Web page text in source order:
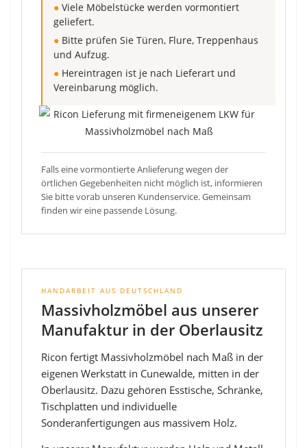
● Viele Möbelstücke werden vormontiert
geliefert.
● Bitte prüfen Sie Türen, Flure, Treppenhaus
und Aufzug.
● Hereintragen ist je nach Lieferart und
Vereinbarung möglich.
Falls eine vormontierte Anlieferung wegen der
örtlichen Gegebenheiten nicht möglich ist, informieren
Sie bitte vorab unseren Kundenservice. Gemeinsam
finden wir eine passende Lösung.
HANDARBEIT AUS DEUTSCHLAND
Massivholzmöbel aus unserer
Manufaktur in der Oberlausitz
Ricon fertigt Massivholzmöbel nach Maß in der
eigenen Werkstatt in Cunewalde, mitten in der
Oberlausitz. Dazu gehören Esstische, Schränke,
Tischplatten und individuelle
Sonderanfertigungen aus massivem Holz.